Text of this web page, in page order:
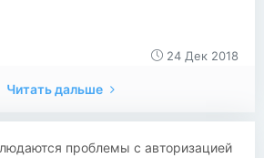
24 Дек 2018
Читать дальше
проблемы с авторизацией